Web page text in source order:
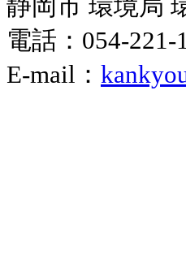
静岡市 環境局
電話：054-221-
E-mail：